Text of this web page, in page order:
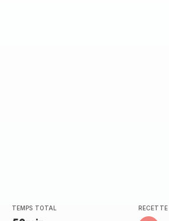
TEMPS TOTAL RECETTE